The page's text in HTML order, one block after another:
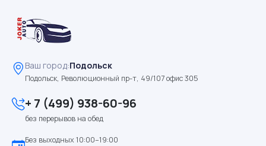
Ваш город:Подольск
Подольск, Революционный пр-т, 49/107 офис 305
+ 7 (499) 938-60-96
без перерывов на обед
Без выходных 10:00–19:00